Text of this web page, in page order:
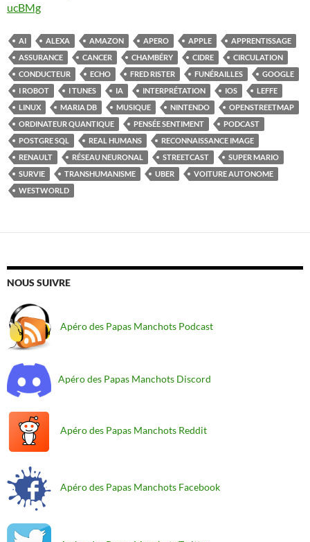
ucBMg
AI ALEXA AMAZON APERO APPLE
APPRENTISSAGE
ASSURANCE
CANCER CHAMBÉRY CIDRE
CIRCULATION
CONDUCTEUR
ECHO FRED RISTER FUNÉRAILLES
GOOGLE
I ROBOT
I TUNES IA INTERPRÉTATION IOS
LEFFE
LINUX
MARIA DB MUSIQUE NINTENDO
OPENSTREETMAP
ORDINATEUR QUANTIQUE
PENSÉE SENTIMENT
PODCAST
POSTGRE SQL
REAL HUMANS
RECONNAISSANCE IMAGE
RENAULT
RÉSEAU NEURONAL STREETCAST
SUPER MARIO
SURVIE
TRANSHUMANISME UBER
VOITURE AUTONOME
WESTWORLD
NOUS SUIVRE
Apéro des Papas Manchots Podcast
Apéro des Papas Manchots Discord
Apéro des Papas Manchots Reddit
Apéro des Papas Manchots Facebook